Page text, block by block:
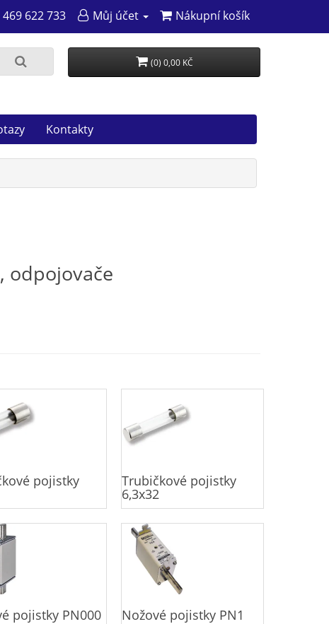
469 622 733 Můj účet Nákupní košík
(0) 0,00 KČ
Kontakty
odpojovače
pojistky Trubičkové pojistky
6,3x32
pojistky PN000 Nožové pojistky PN1